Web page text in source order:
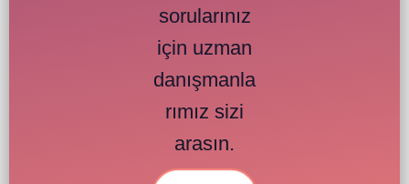
sorularınız
için uzman
danışmanla
rımız sizi
arasın.